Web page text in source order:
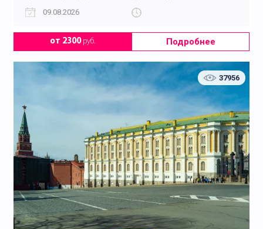
09.08.2026
от 2300руб. Подробнее
37956